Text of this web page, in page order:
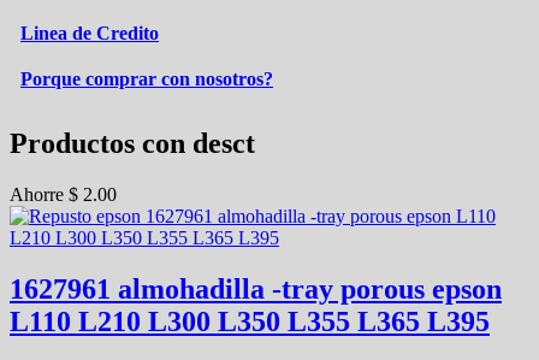
Linea de Credito
Porque comprar con nosotros?
Productos con desct
Ahorre $ 2.00
1627961 almohadilla -tray porous epson
L110 L210 L300 L350 L355 L365 L395